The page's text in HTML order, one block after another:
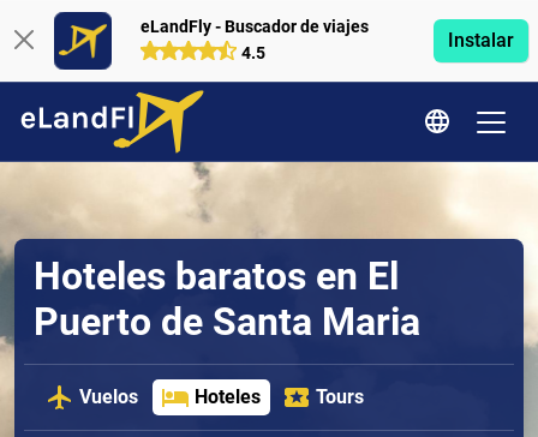
eLandFly - Buscador de viajes
4.5
Instalar
Hoteles baratos en El
Puerto de Santa Maria
Vuelos Hoteles Tours